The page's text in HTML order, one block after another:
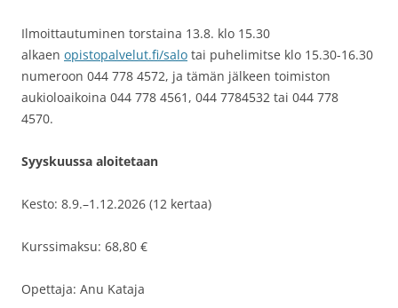
Ilmoittautuminen torstaina 13.8. klo 15.30
alkaen opistopalvelut.fi/salo tai puhelimitse klo 15.30-16.30
numeroon 044 778 4572, ja tämän jälkeen toimiston
aukioloaikoina 044 778 4561, 044 7784532 tai 044 778
4570.
Syyskuussa aloitetaan
Kesto: 8.9.–1.12.2026 (12 kertaa)
Kurssimaksu: 68,80 €
Opettaja: Anu Kataja